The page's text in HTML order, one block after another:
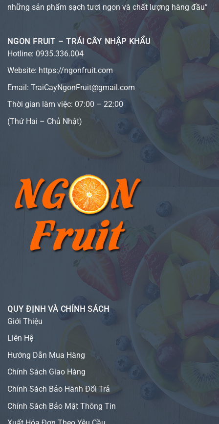
những sản phẩm sạch tươi ngon và chất lượng hàng đầu”
NGON FRUIT – TRÁI CÂY NHẬP KHẨU
Hotline: 0935.336.004
Website: https://ngonfruit.com
Email: TraiCayNgonFruit@gmail.com
Thời gian làm việc: 07:00 – 22:00
(Thứ Hai – Chủ Nhật)
QUY ĐỊNH VÀ CHÍNH SÁCH
Giới Thiệu
Liên Hệ
Hướng Dẫn Mua Hàng
Chính Sách Giao Hàng
Chính Sách Bảo Hành Đổi Trả
Chính Sách Bảo Mật Thông Tin